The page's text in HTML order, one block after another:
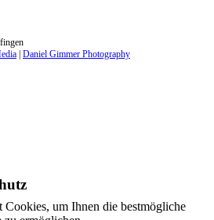
Daniel Gimmer Photography
Cookies, um Ihnen die bestmögliche